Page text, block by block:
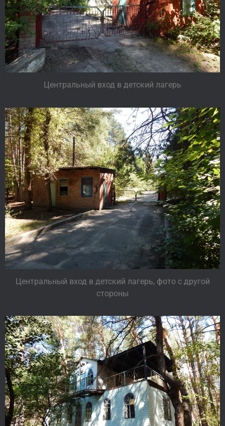
Центральный вход в детский лагерь
Центральный вход в детский лагерь, фото с другой
стороны